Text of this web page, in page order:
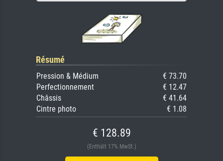
Résumé
Pression & Médium
€ 73.70
Perfectionnement
€ 12.47
Châssis
€ 41.64
Cintre photo
€ 1.08
€ 128.89
(Enthält 17% MwSt.)